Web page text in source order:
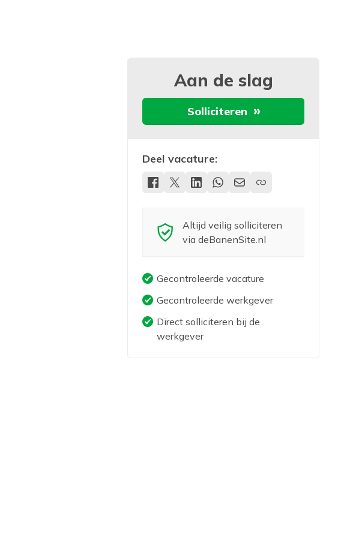
Aan de slag
Solliciteren
Deel vacature:
Altijd veilig solliciteren
via deBanenSite.nl
Gecontroleerde vacature
Gecontroleerde werkgever
Direct solliciteren bij de
werkgever